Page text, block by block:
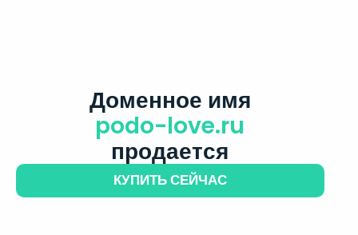
Доменное имя
podo-love.ru
продается
КУПИТЬ СЕЙЧАС